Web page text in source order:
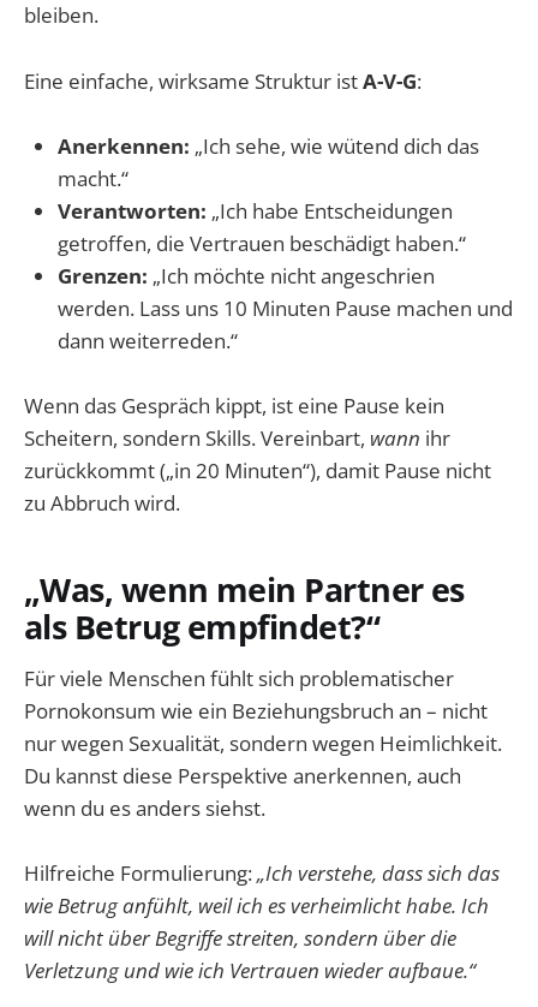
bleiben.
Eine einfache, wirksame Struktur istA-V-G:
Anerkennen: „Ich sehe, wie wütend dich das
macht.“
Verantworten: „Ich habe Entscheidungen
getroffen, die Vertrauen beschädigt haben.“
Grenzen: „Ich möchte nicht angeschrien
werden. Lass uns 10 Minuten Pause machen und
dann weiterreden.“
Wenn das Gespräch kippt, ist eine Pause kein
Scheitern, sondern Skills. Vereinbart, wann ihr
zurückkommt („in 20 Minuten“), damit Pause nicht
zu Abbruch wird.
„Was, wenn mein Partner es
als Betrug empfindet?“
Für viele Menschen fühlt sich problematischer
Pornokonsum wie ein Beziehungsbruch an – nicht
nur wegen Sexualität, sondern wegen Heimlichkeit.
Du kannst diese Perspektive anerkennen, auch
wenn du es anders siehst.
Hilfreiche Formulierung:„Ich verstehe, dass sich das
wie Betrug anfühlt, weil ich es verheimlicht habe. Ich
will nicht über Begriffe streiten, sondern über die
Verletzung und wie ich Vertrauen wieder aufbaue.“